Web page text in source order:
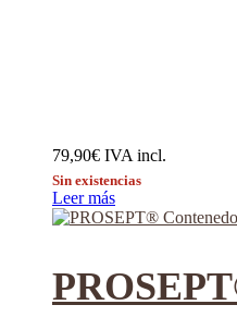
79,90€ IVA incl.
Sin existencias
Leer más